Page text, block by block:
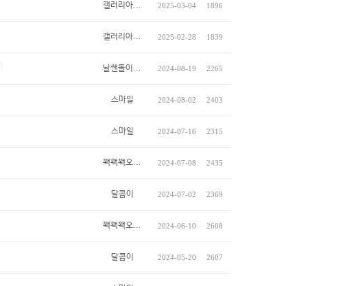
갤러리아... 2025-03-04 1896
갤러리아... 2025-02-28 1839
날쌘돌이... 2024-08-19 2265
스마일 2024-08-02 2403
스마일 2024-07-16 2315
꽥꽥꽥오... 2024-07-08 2435
달콤이 2024-07-02 2369
꽥꽥꽥오... 2024-06-10 2608
달콤이 2024-05-20 2607